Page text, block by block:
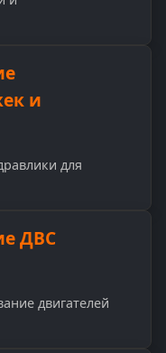
и
для
ДВС
двигателей